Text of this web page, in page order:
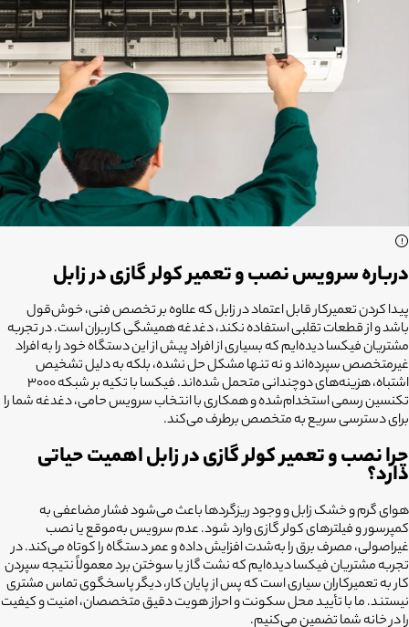
درباره سرویس نصب و تعمیر کولر گازی در زابل
پیدا کردن تعمیرکار قابل اعتماد در زابل که علاوه بر تخصص فنی، خوش‌قول
باشد و از قطعات تقلبی استفاده نکند، دغدغه همیشگی کاربران است. در تجربه
مشتریان فیکسا دیده‌ایم که بسیاری از افراد پیش از این دستگاه خود را به افراد
غیرمتخصص سپرده‌اند و نه تنها مشکل حل نشده، بلکه به دلیل تشخیص
اشتباه، هزینه‌های دوچندانی متحمل شده‌اند. فیکسا با تکیه بر شبکه ۳۰۰۰
تکنسین رسمی استخدام‌شده و همکاری با انتخاب سرویس حامی، دغدغه شما را
برای دسترسی سریع به متخصص برطرف می‌کند.
چرا نصب و تعمیر کولر گازی در زابل اهمیت حیاتی
دارد؟
هوای گرم و خشک زابل و وجود ریزگردها باعث می‌شود فشار مضاعفی به
کمپرسور و فیلترهای کولر گازی وارد شود. عدم سرویس به‌موقع یا نصب
غیراصولی، مصرف برق را به‌شدت افزایش داده و عمر دستگاه را کوتاه می‌کند. در
تجربه مشتریان فیکسا دیده‌ایم که نشت گاز یا سوختن برد معمولاً نتیجه سپردن
کار به تعمیرکاران سیاری است که پس از پایان کار، دیگر پاسخگوی تماس مشتری
نیستند. ما با تأیید محل سکونت و احراز هویت دقیق متخصصان، امنیت و کیفیت
را در خانه شما تضمین می‌کنیم.